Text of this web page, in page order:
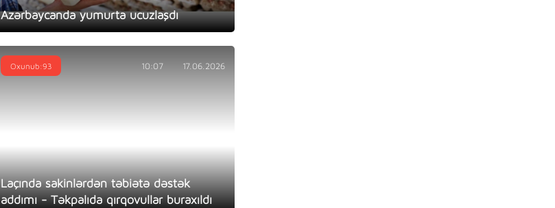
Azərbaycanda yumurta ucuzlaşdı
Laçında sakinlərdən təbiətə dəstək
addımı - Təkpalıda qırqovullar buraxıldı
Oxunub:93 10:07 17.06.2026